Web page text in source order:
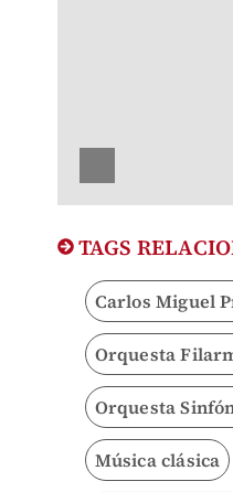
TAGS
Carlos Miguel
Orquesta
Orquesta
Música clásica